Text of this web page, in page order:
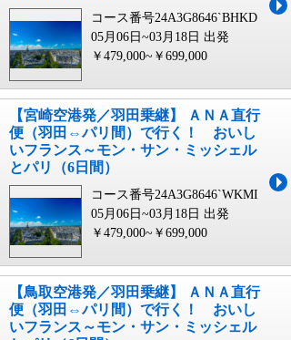
コース番号24A3G8646`BHKD
05月06日~03月18日 出発
￥479,000~￥699,000
【宮崎空港発／羽田乗継】 ＡＮＡ直行
便（羽田⇔パリ間）で行く！ おいし
いフランス～モン・サン・ミッシェル
とパリ（6日間）
コース番号24A3G8646`WKMI
05月06日~03月18日 出発
￥479,000~￥699,000
【鳥取空港発／羽田乗継】 ＡＮＡ直行
便（羽田⇔パリ間）で行く！ おいし
いフランス～モン・サン・ミッシェル